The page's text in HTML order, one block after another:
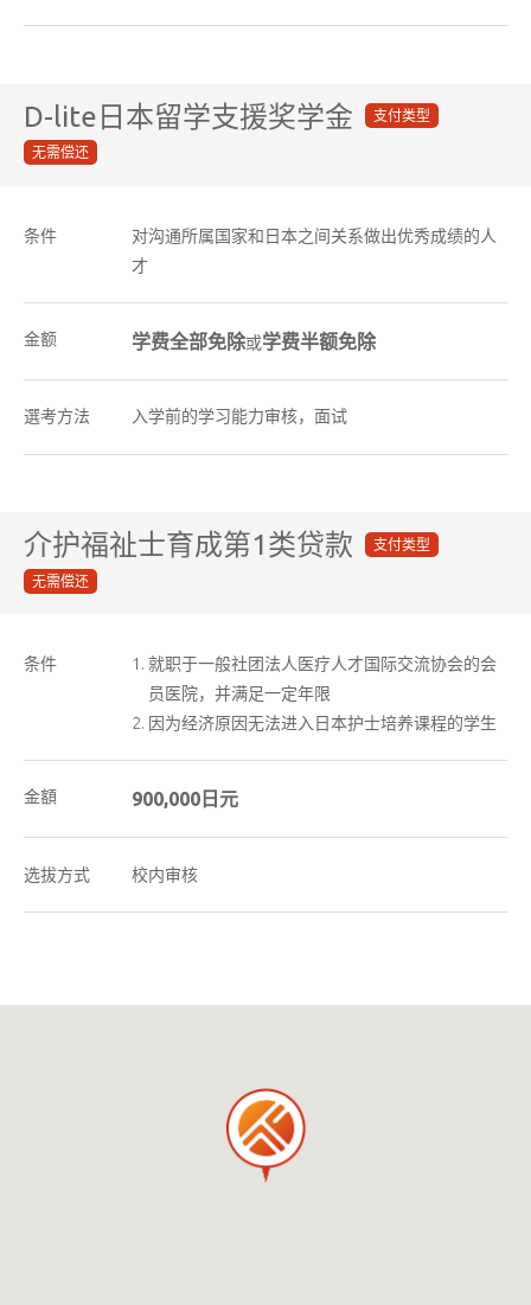
D-lite日本留学支援奖学金 支付类型
无需偿还
条件
对沟通所属国家和日本之间关系做出优秀成绩的人
才
金额 学费全部免除或学费半额免除
選考方法 入学前的学习能力审核，面试
介护福祉士育成第1类贷款 支付类型
无需偿还
条件
就职于一般社团法人医疗人才国际交流协会的会
员医院，并满足一定年限
因为经济原因无法进入日本护士培养课程的学生
金額 900,000日元
选拔方式 校内审核